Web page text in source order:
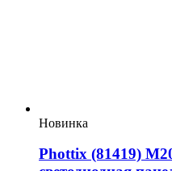
Новинка
Phottix (81419)